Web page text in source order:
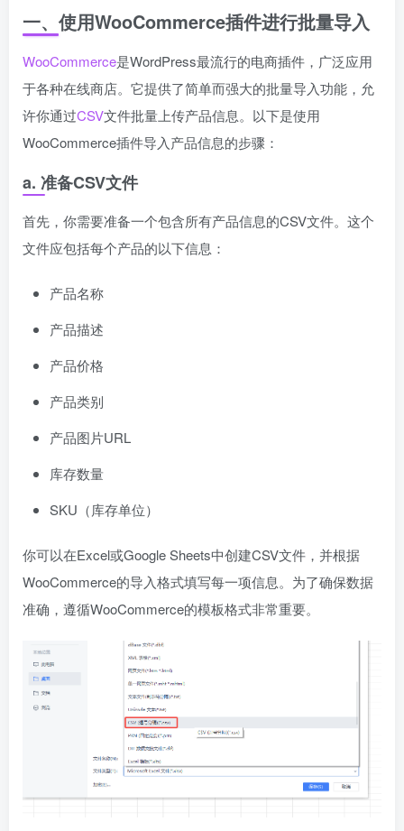
一、使用WooCommerce插件进行批量导入
WooCommerce是WordPress最流行的电商插件，广泛应用
于各种在线商店。它提供了简单而强大的批量导入功能，允
许你通过CSV文件批量上传产品信息。以下是使用
WooCommerce插件导入产品信息的步骤：
a. 准备CSV文件
首先，你需要准备一个包含所有产品信息的CSV文件。这个
文件应包括每个产品的以下信息：
产品名称
产品描述
产品价格
产品类别
产品图片URL
库存数量
SKU（库存单位）
你可以在Excel或Google Sheets中创建CSV文件，并根据
WooCommerce的导入格式填写每一项信息。为了确保数据
准确，遵循WooCommerce的模板格式非常重要。